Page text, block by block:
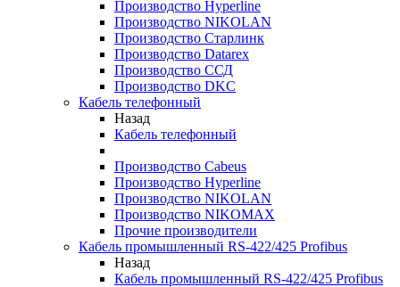
Производство Hyperline
Производство NIKOLAN
Производство Старлинк
Производство Datarex
Производство ССД
Производство DKC
Кабель телефонный
Назад
Кабель телефонный
Производство Cabeus
Производство Hyperline
Производство NIKOLAN
Производство NIKOMAX
Прочие производители
Кабель промышленный RS-422/425 Profibus
Назад
Кабель промышленный RS-422/425 Profibus